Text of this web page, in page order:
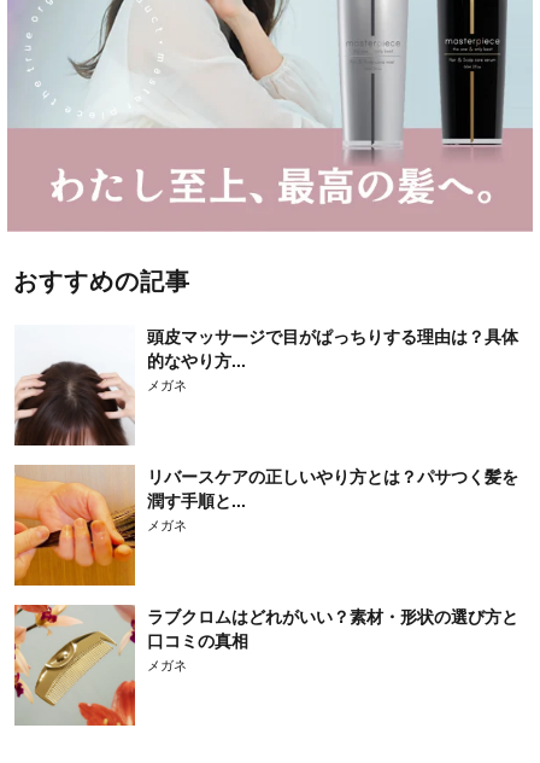
おすすめの記事
頭皮マッサージで目がぱっちりする理由は？具体
的なやり方...
メガネ
リバースケアの正しいやり方とは？パサつく髪を
潤す手順と...
メガネ
ラブクロムはどれがいい？素材・形状の選び方と
口コミの真相
メガネ